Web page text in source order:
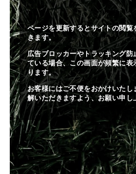
ページを更新するとサイトの閲覧
きます。
広告ブロッカーやトラッキング防
ている場合、この画面が頻繁に表
ります。
お客様にはご不便をおかけいたし
解いただきますよう、お願い申し